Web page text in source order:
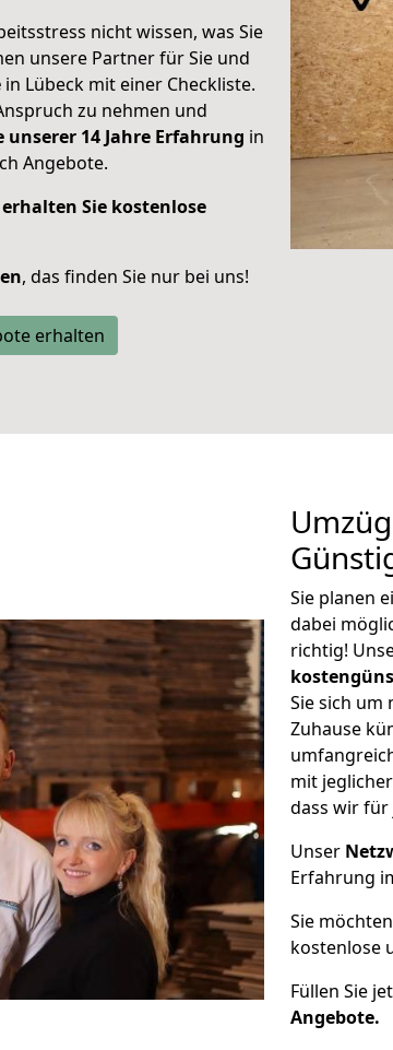
nicht wissen, was Sie
unsere Partner für Sie und
in Lübeck mit einer Checkliste.
zu nehmen und
unserer 14 Jahre Erfahrung in
Angebote.
erhalten Sie kostenlose
, das finden Sie nur bei uns!
erhalten
Sie planen
dabei
richtig!
Sie sich um
Zuhause
mit
dass wir für
Unser
Erfahrung
Sie
kostenlose
Füllen Sie
Angebote.